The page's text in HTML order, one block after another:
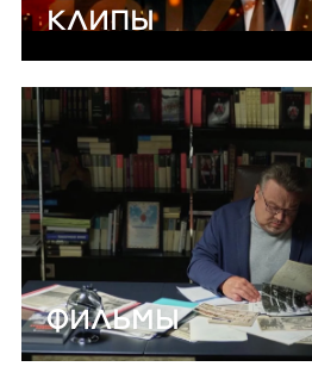
КЛИПЫ
ФИЛЬМЫ